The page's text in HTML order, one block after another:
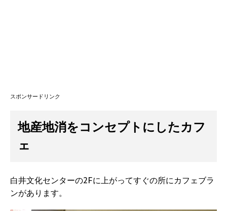
スポンサードリンク
地産地消をコンセプトにしたカフ
ェ
白井文化センターの2Fに上がってすぐの所にカフェブラ
ンがあります。